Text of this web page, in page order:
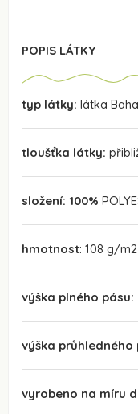
POPIS LÁTKY
typ látky: látka
tloušťka látky:
složení: 100%
hmotnost: 108 g/m2
výška plného pásu:
výška průhledného
vyrobeno na míru